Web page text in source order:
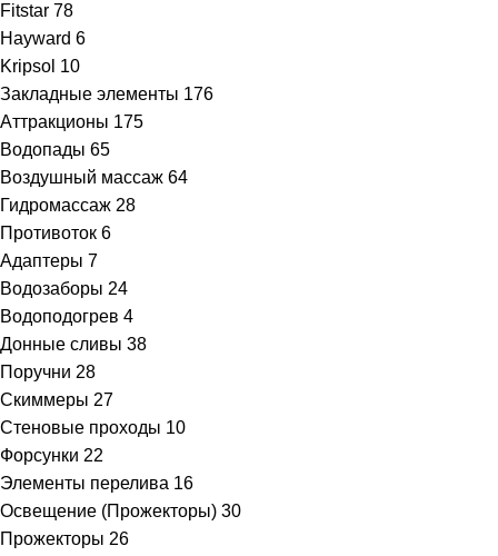
Fitstar 78
Hayward 6
Kripsol 10
Закладные элементы 176
Аттракционы 175
Водопады 65
Воздушный массаж 64
Гидромассаж 28
Противоток 6
Адаптеры 7
Водозаборы 24
Водоподогрев 4
Донные сливы 38
Поручни 28
Скиммеры 27
Стеновые проходы 10
Форсунки 22
Элементы перелива 16
Освещение (Прожекторы) 30
Прожекторы 26